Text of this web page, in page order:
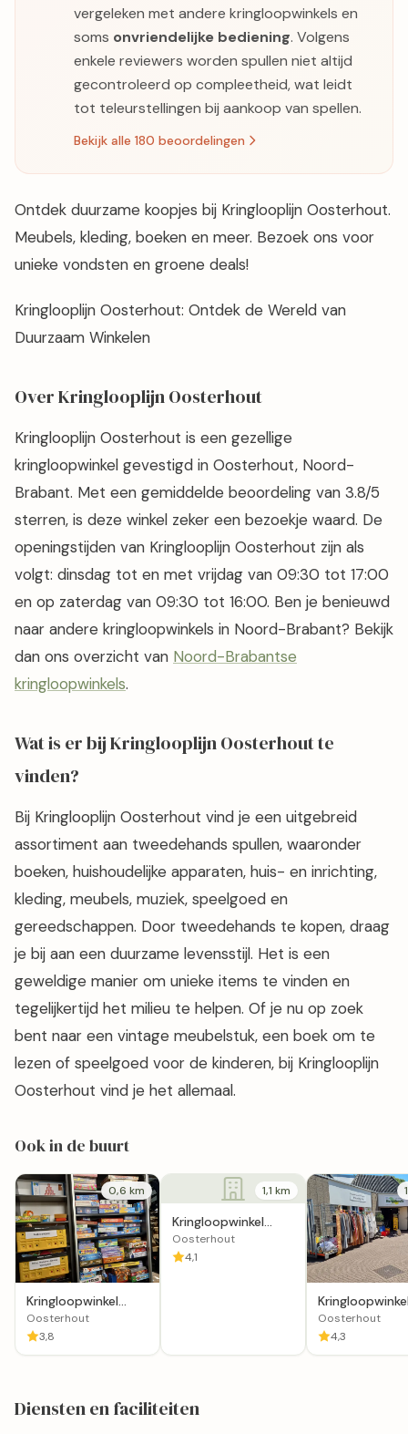
vergeleken met andere kringloopwinkels en
soms onvriendelijke bediening. Volgens
enkele reviewers worden spullen niet altijd
gecontroleerd op compleetheid, wat leidt
tot teleurstellingen bij aankoop van spellen.
Bekijk alle 180 beoordelingen
Ontdek duurzame koopjes bij Kringlooplijn Oosterhout.
Meubels, kleding, boeken en meer. Bezoek ons voor
unieke vondsten en groene deals!
Kringlooplijn Oosterhout: Ontdek de Wereld van
Duurzaam Winkelen
Over Kringlooplijn Oosterhout
Kringlooplijn Oosterhout is een gezellige
kringloopwinkel gevestigd in Oosterhout, Noord-
Brabant. Met een gemiddelde beoordeling van 3.8/5
sterren, is deze winkel zeker een bezoekje waard. De
openingstijden van Kringlooplijn Oosterhout zijn als
volgt: dinsdag tot en met vrijdag van 09:30 tot 17:00
en op zaterdag van 09:30 tot 16:00. Ben je benieuwd
naar andere kringloopwinkels in Noord-Brabant? Bekijk
dan ons overzicht van Noord-Brabantse
kringloopwinkels.
Wat is er bij Kringlooplijn Oosterhout te
vinden?
Bij Kringlooplijn Oosterhout vind je een uitgebreid
assortiment aan tweedehands spullen, waaronder
boeken, huishoudelijke apparaten, huis- en inrichting,
kleding, meubels, muziek, speelgoed en
gereedschappen. Door tweedehands te kopen, draag
je bij aan een duurzame levensstijl. Het is een
geweldige manier om unieke items te vinden en
tegelijkertijd het milieu te helpen. Of je nu op zoek
bent naar een vintage meubelstuk, een boek om te
lezen of speelgoed voor de kinderen, bij Kringlooplijn
Oosterhout vind je het allemaal.
Ook in de buurt
0,6 km
Kringloopwinkel
Oosterhout
Oosterhout
3,8
1,1 km
Kringloopwinkel
Terre des Hommes
Winkel Oosterhout
eo
Oosterhout
4,1
Hergebruik
Oosterhout
Oosterhout
4,3
Diensten en faciliteiten